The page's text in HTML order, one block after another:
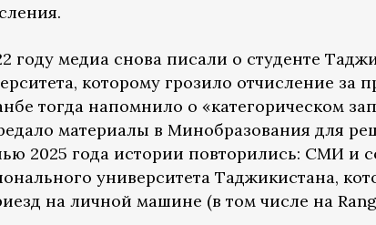
году медиа снова писали о студенте
которому грозило отчисление за
тогда напомнило о «категорическом
материалы в Минобразования для
2025 года истории повторились: СМИ и
университета Таджикистана,
на личной машине (в том числе на